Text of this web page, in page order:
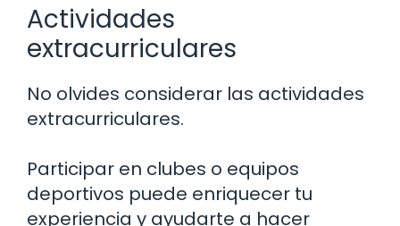
Actividades
extracurriculares
No olvides considerar las actividades
extracurriculares.
Participar en clubes o equipos
deportivos puede enriquecer tu
experiencia y ayudarte a hacer